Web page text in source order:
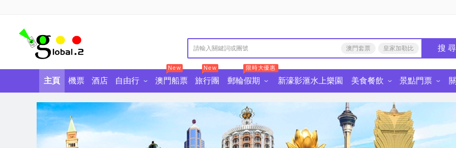
搜 尋
澳門套票 皇家加勒比
主頁 機票 酒店 自由行
澳門自由行 東南亞自由行 中國自由行 歐美澳自由行
New
澳門船票
New
旅行團
限時大優惠
郵輪假期
麗星郵輪 皇家加勒比國際遊輪 星旅遠洋郵輪 迪
新濠影滙水上樂園 美食餐飲
澳門酒店自助餐 香港酒店自助餐 美食餐飲·深圳
景點門票
澳門景點門票 香港景點門票 廣東景點門票 中國景點門票